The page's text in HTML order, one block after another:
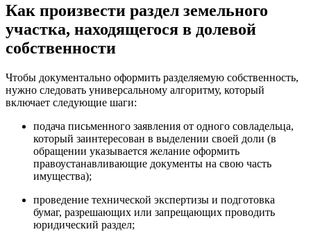
Как произвести раздел земельного
участка, находящегося в долевой
собственности
Чтобы документально оформить разделяемую собственность,
нужно следовать универсальному алгоритму, который
включает следующие шаги:
подача письменного заявления от одного совладельца,
который заинтересован в выделении своей доли (в
обращении указывается желание оформить
правоустанавливающие документы на свою часть
имущества);
проведение технической экспертизы и подготовка
бумаг, разрешающих или запрещающих проводить
юридический раздел;